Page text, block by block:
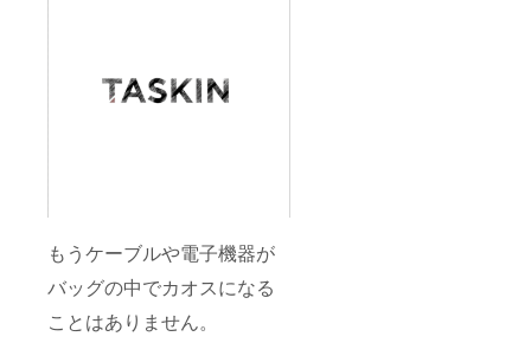
もうケーブルや電子機器が
バッグの中でカオスになる
ことはありません。